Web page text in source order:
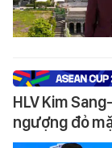
HLV Kim
ngượng đỏ